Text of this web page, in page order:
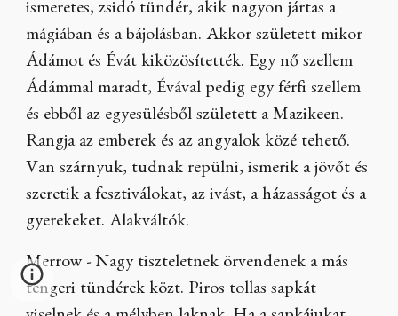
ismeretes, zsidó tündér, akik nagyon jártas a
mágiában és a bájolásban. Akkor született mikor
Ádámot és Évát kiközösítették. Egy nő szellem
Ádámmal maradt, Évával pedig egy férfi szellem
és ebből az egyesülésből született a Mazikeen.
Rangja az emberek és az angyalok közé tehető.
Van szárnyuk, tudnak repülni, ismerik a jövőt és
szeretik a fesztiválokat, az ivást, a házasságot és a
gyerekeket. Alakváltók.
Merrow - Nagy tiszteletnek örvendenek a más
tengeri tündérek közt. Piros tollas sapkát